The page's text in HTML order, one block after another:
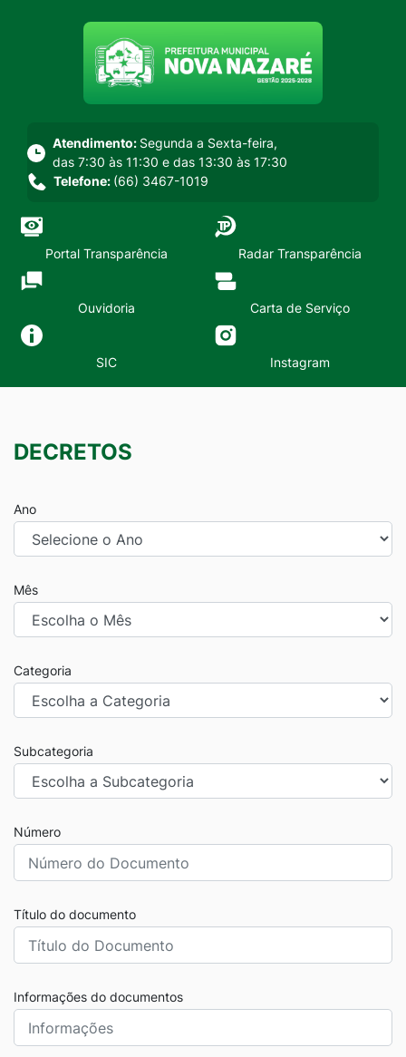
Seção do menu principal
Atendimento: Segunda a Sexta-feira,
das 7:30 às 11:30 e das 13:30 às 17:30
Telefone: (66) 3467-1019
Portal Transparência Radar Transparência
Ouvidoria Carta de Serviço
SIC Instagram
DECRETOS
Ano
Mês
Categoria
Subcategoria
Número
Título do documento
Informações do documentos